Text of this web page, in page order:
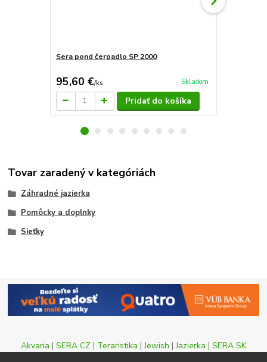
Sera pond čerpadlo SP 2000
95,60 €/ks Skladom
Pridať do košíka
Tovar zaradený v kategóriách
Záhradné jazierka
Pomôcky a doplnky
Sieťky
Akvaria | SERA CZ | Teraristika |Jewish |Jazierka | SERA SK